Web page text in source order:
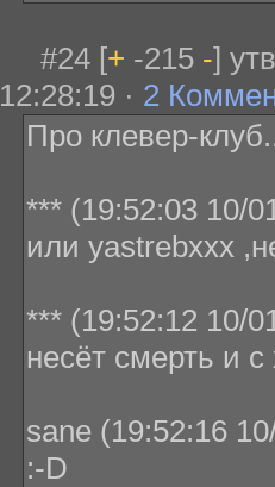
#24 [+ -215 -]
12:28:19 · 2
Про клевер-
*** (19:52:03 10/
или yastrebxxx
*** (19:52:12 10/
несёт смерть и с
sane (19:52:16
:-D